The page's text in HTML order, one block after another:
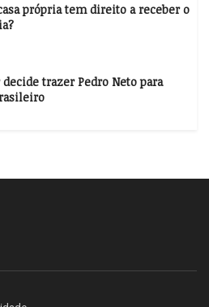
própria tem direito a receber o
trazer Pedro Neto para